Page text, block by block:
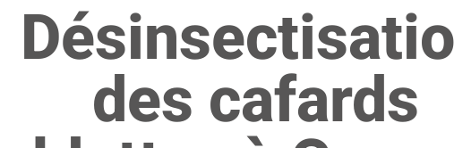
des cafards